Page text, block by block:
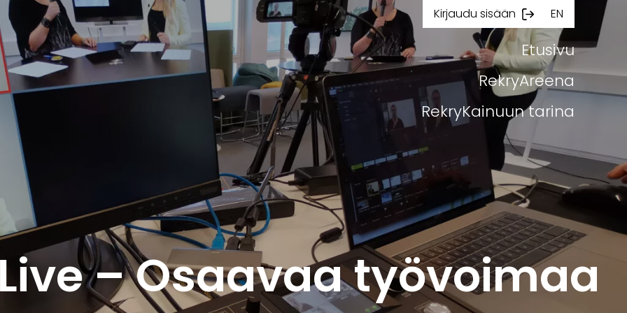
Kirjaudu sisään EN
Etusivu
RekryAreena
RekryKainuun tarina
– Osaavaa työvoimaa